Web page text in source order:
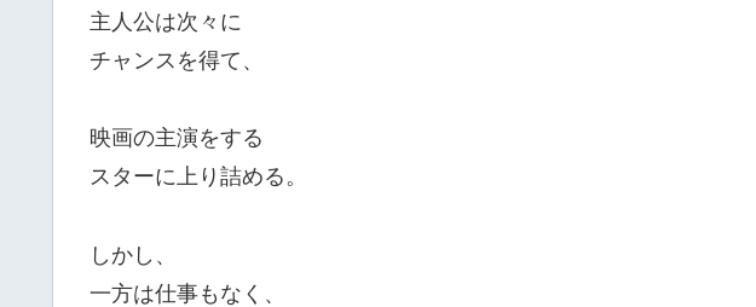
主人公は次々に
チャンスを得て、
映画の主演をする
スターに上り詰める。
しかし、
一方は仕事もなく、